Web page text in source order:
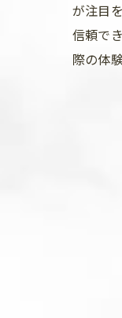
が注目
信頼で
際の体